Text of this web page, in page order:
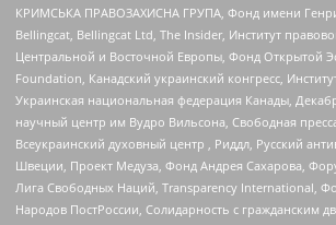
КРИМСЬКА ПРАВОЗАХИСНА ГРУПА, Фонд имени
Bellingcat, Bellingcat Ltd, The Insider, Институт
Центральной и Восточной Европы, Фонд Открытой
Foundation, Канадский украинский конгресс,
Украинская национальная федерация Канады,
научный центр им Вудро Вильсона, Свободная
Всеукраинский духовный центр , Риддл, Русский
Швеции, Проект Медуза, Фонд Андрея Сахарова,
Лига Свободных Наций, Transparеncy International,
Народов ПостРоссии, Солидарность с гражданским